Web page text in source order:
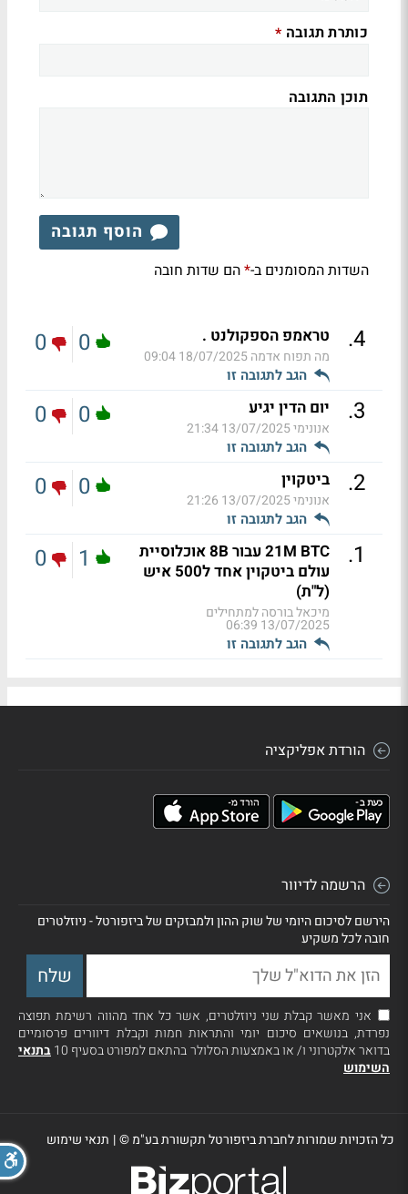
כותרת תגובה *
תוכן התגובה
הוסף תגובה
השדות המסומנים ב-*הם שדות חובה
4
. טראמפ הספקולנט .
מה תפוח אדמה18/07/2025 09:04
הגב לתגובה זו
0
0
3
. יום הדין יגיע
אנונימי13/07/2025 21:34
הגב לתגובה זו
0
0
2
. ביטקוין
אנונימי13/07/2025 21:26
הגב לתגובה זו
0
0
1
.
21M BTC עבור 8B אוכלוסיית
עולם ביטקוין אחד ל500 איש
(ל"ת)
מיכאל בורסה למתחילים
13/07/2025 06:39
הגב לתגובה זו
1
0
הורדת אפליקציה
הרשמה לדיוור
הירשם לסיכום היומי של שוק ההון ולמבזקים של ביזפורטל - ניוזלטרים
חובה לכל משקיע
אני מאשר קבלת שני ניוזלטרים, אשר כל אחד מהווה רשימת תפוצה
נפרדת, בנושאים סיכום יומי והתראות חמות וקבלת דיוורים פרסומיים
בדואר אלקטרוני ו/ או באמצעות הסלולר בהתאם למפורט בסעיף 10
בתנאי
השימוש
כל הזכויות שמורות לחברת ביזפורטל תקשורת בע"מ ©| תנאי שימוש